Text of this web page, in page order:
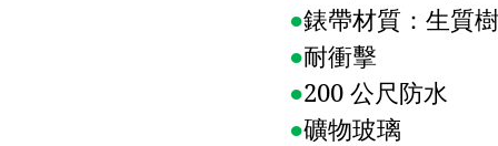
●錶帶材質：生質
●耐衝擊
●200 公尺防水
●礦物玻璃